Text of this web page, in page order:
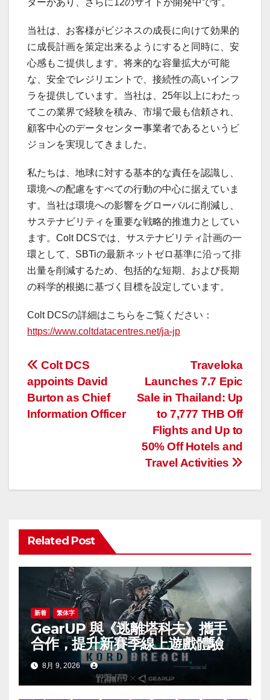
当社は、お客様がビジネスの成長に向けて効果的
に成長計画を策定出来るようにすると同時に、安
心感もご提供します。将来的な容量拡大が可能
な、安全でレジリエントで、接続性の高いインフ
ラを提供しています。当社は、25年以上にわたっ
てこの業界で経験を積み、市場で最も信頼され、
顧客中心のデータセンター事業者であるというビ
ジョンを実現してきました。
私たちは、地球に対する基本的な責任を認識し、
環境への配慮をすべての行動の中心に据えていま
す。当社は環境への影響をグローバルに削減し、
サステナビリティを重要な戦略的推進力としてい
ます。Colt DCSでは、サステナビリティ計画の一
環として、SBTiの最新ネットゼロ基準に沿って排
出量を削減するため、包括的な短期、および長期
の科学的根拠に基づく目標を設定しています。
Colt DCSの詳細はこちらをご覧ください：
https://www.coltdatacentres.net/ja-jp
投
稿
ナ
ー
ョ
ン
Traveloka
Launches 7.7 Epic
Sale in Thailand: Up
to 7,777 THB Off
Flights and Up to
50% Off Hotels and
Travel Activities
Colt DCS
appoints David
Burton as Chief
Information Officer
Related Post
新着 繁体字
GearUP 與《逃離塔科夫》攜手
合作，提升新賽季線上遊戲體驗
8月 9, 2026